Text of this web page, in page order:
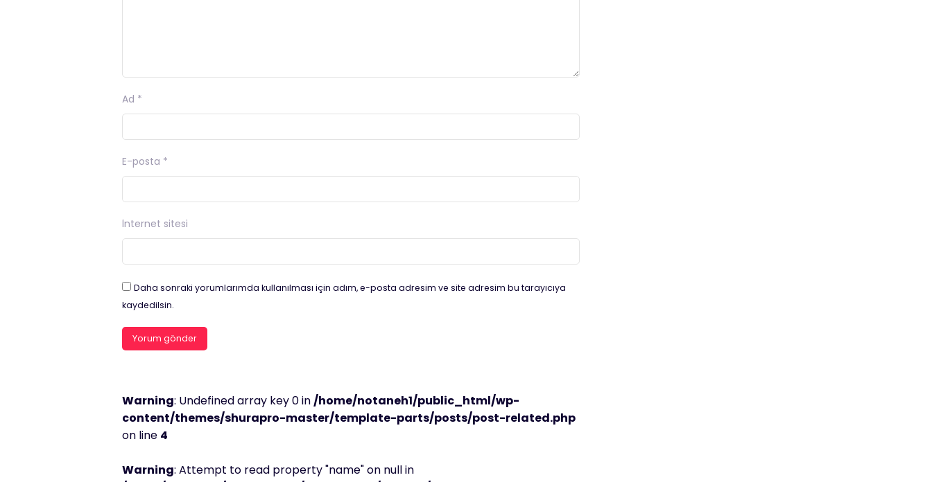
Ad *
E-posta *
İnternet sitesi
Daha sonraki yorumlarımda kullanılması için adım, e-posta adresim ve site adresim bu tarayıcıya
kaydedilsin.
Warning: Undefined array key 0 in/home/notaneh1/public_html/wp-
content/themes/shurapro-master/template-parts/posts/post-related.php
on line 4
Warning: Attempt to read property "name" on null in